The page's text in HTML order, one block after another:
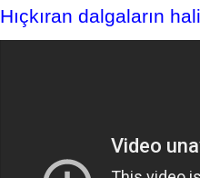
Hıçkıran dalgaların